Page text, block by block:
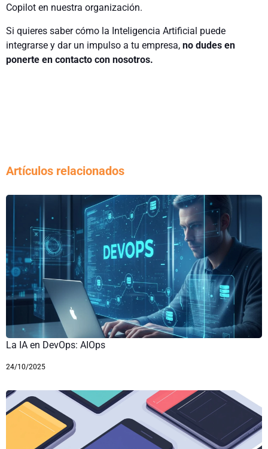
Copilot en nuestra organización.
Si quieres saber cómo la Inteligencia Artificial puede
integrarse y dar un impulso a tu empresa, no dudes en
ponerte en contacto con nosotros.
Artículos relacionados
La IA en DevOps: AIOps
24/10/2025